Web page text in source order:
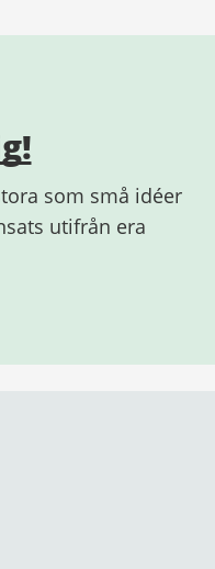
som små idéer
utifrån era